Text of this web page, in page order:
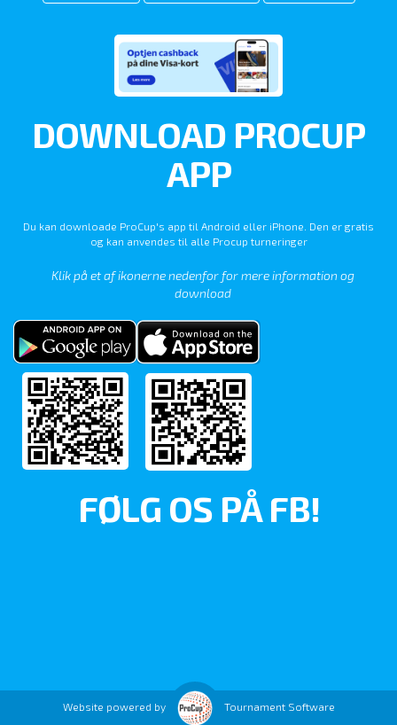
DOWNLOAD PROCUP
APP
Du kan downloade ProCup's app til Android eller iPhone. Den er gratis
og kan anvendes til alle Procup turneringer
Klik på et af ikonerne nedenfor for mere information og
download
FØLG OS PÅ FB!
Website powered by Tournament Software